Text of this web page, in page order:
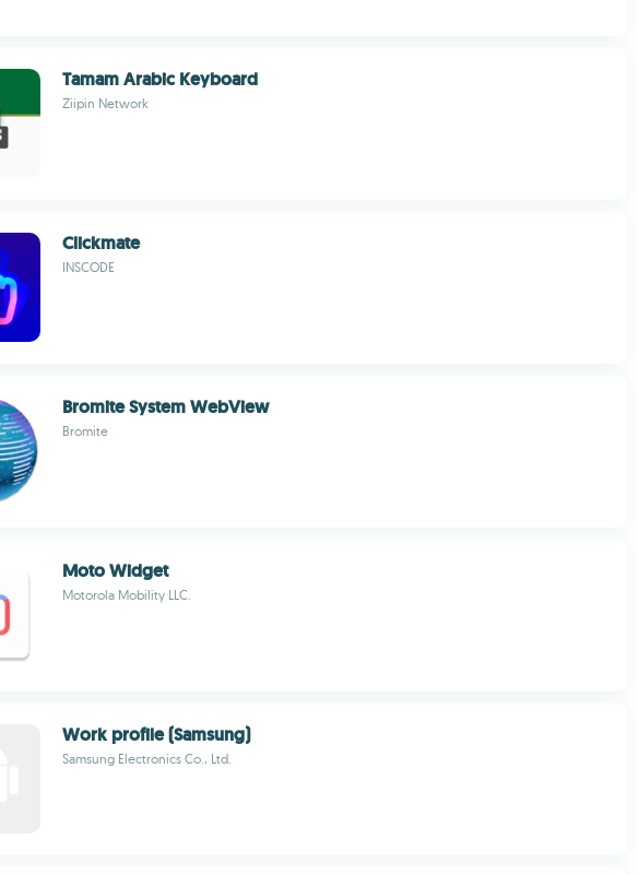
Tamam Arabic Keyboard
Ziipin Network
Clickmate
INSCODE
Bromite System WebView
Bromite
Moto Widget
Motorola Mobility LLC.
Work profile (Samsung)
Samsung Electronics Co., Ltd.